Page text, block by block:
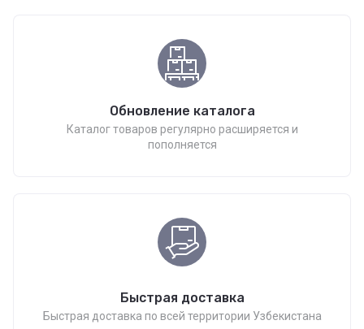
Обновление каталога
Каталог товаров регулярно расширяется и
пополняется
Быстрая доставка
Быстрая доставка по всей территории Узбекистана